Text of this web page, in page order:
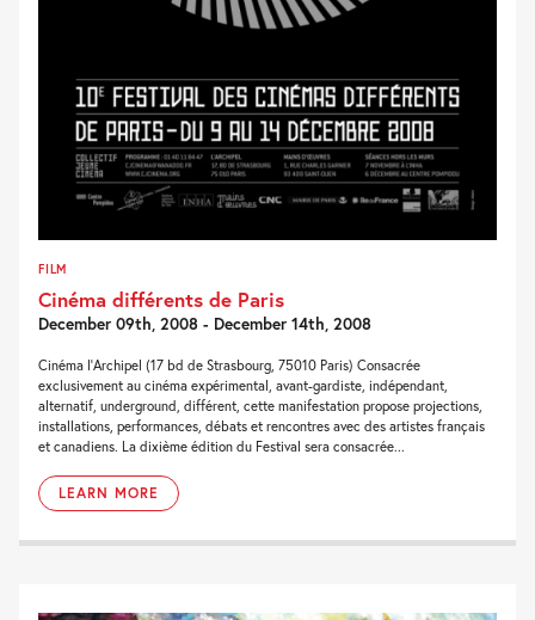
FILM
Cinéma différents de Paris
December 09th, 2008 - December 14th, 2008
Cinéma l'Archipel (17 bd de Strasbourg, 75010 Paris) Consacrée
exclusivement au cinéma expérimental, avant-gardiste, indépendant,
alternatif, underground, différent, cette manifestation propose projections,
installations, performances, débats et rencontres avec des artistes français
et canadiens. La dixième édition du Festival sera consacrée...
LEARN MORE